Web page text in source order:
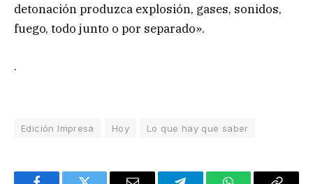
detonación produzca explosión, gases, sonidos,
fuego, todo junto o por separado».
.
Edición Impresa Hoy Lo que hay que saber